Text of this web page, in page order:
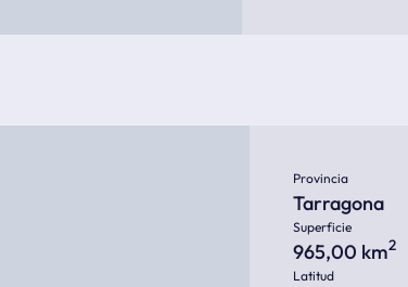
Provincia
Tarragona
Superficie
965,00 km2
Latitud